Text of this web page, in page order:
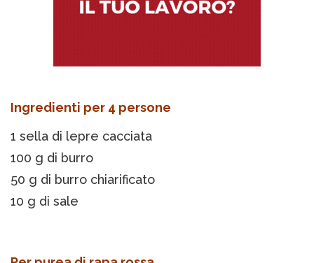
Ingredienti per 4 persone
1 sella di lepre cacciata
100 g di burro
50 g di burro chiarificato
10 g di sale